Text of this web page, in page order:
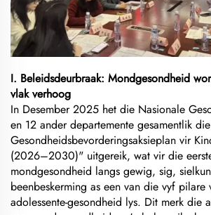
I. Beleidsdeurbraak: Mondgesondheid
vlak verhoog
In Desember 2025 het die Nasionale
en 12 ander departemente gesamentlik
Gesondheidsbevorderingsaksieplan vir
(2026–2030)" uitgereik, wat vir die
mondgesondheid langs gewig, sig,
beenbeskerming as een van die vyf pilare
adolessente-gesondheid lys. Dit merk die